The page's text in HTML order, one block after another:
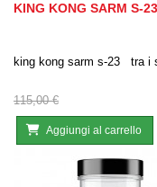
KING KONG SARM S-
king kong sarm s-23 tra i
115,00 €
Aggiungi al carrello